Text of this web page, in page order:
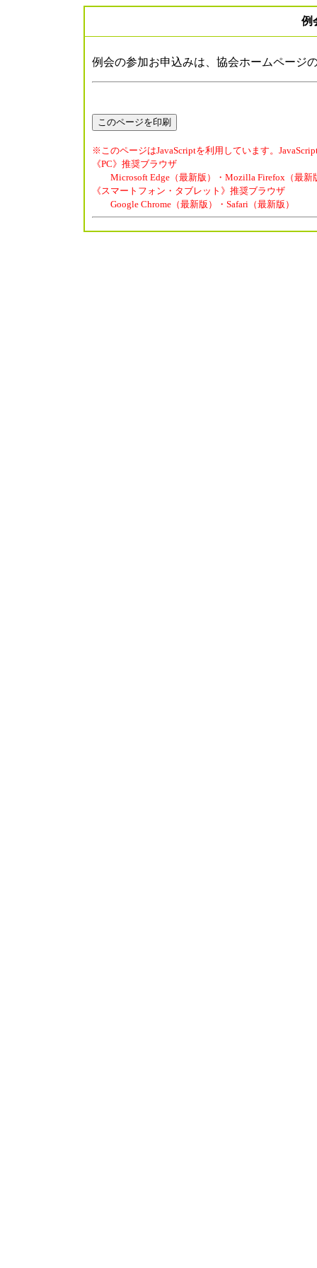
例
例会の参加お申込みは、協会ホームページ
※このページはJavaScriptを利用しています。
《PC》推奨ブラウザ
Microsoft Edge（最新版）・Mozilla Firefox（最新
《スマートフォン・タブレット》推奨ブラウザ
Google Chrome（最新版）・Safari（最新版）